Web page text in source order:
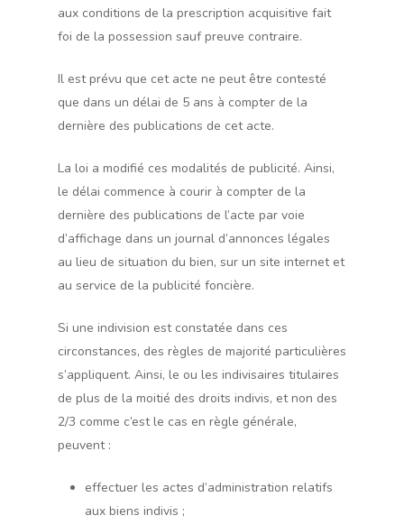
aux conditions de la prescription acquisitive fait
foi de la possession sauf preuve contraire.
Il est prévu que cet acte ne peut être contesté
que dans un délai de 5 ans à compter de la
dernière des publications de cet acte.
La loi a modifié ces modalités de publicité. Ainsi,
le délai commence à courir à compter de la
dernière des publications de l’acte par voie
d’affichage dans un journal d’annonces légales
au lieu de situation du bien, sur un site internet et
au service de la publicité foncière.
Si une indivision est constatée dans ces
circonstances, des règles de majorité particulières
s’appliquent. Ainsi, le ou les indivisaires titulaires
de plus de la moitié des droits indivis, et non des
2/3 comme c’est le cas en règle générale,
peuvent :
effectuer les actes d’administration relatifs
aux biens indivis ;